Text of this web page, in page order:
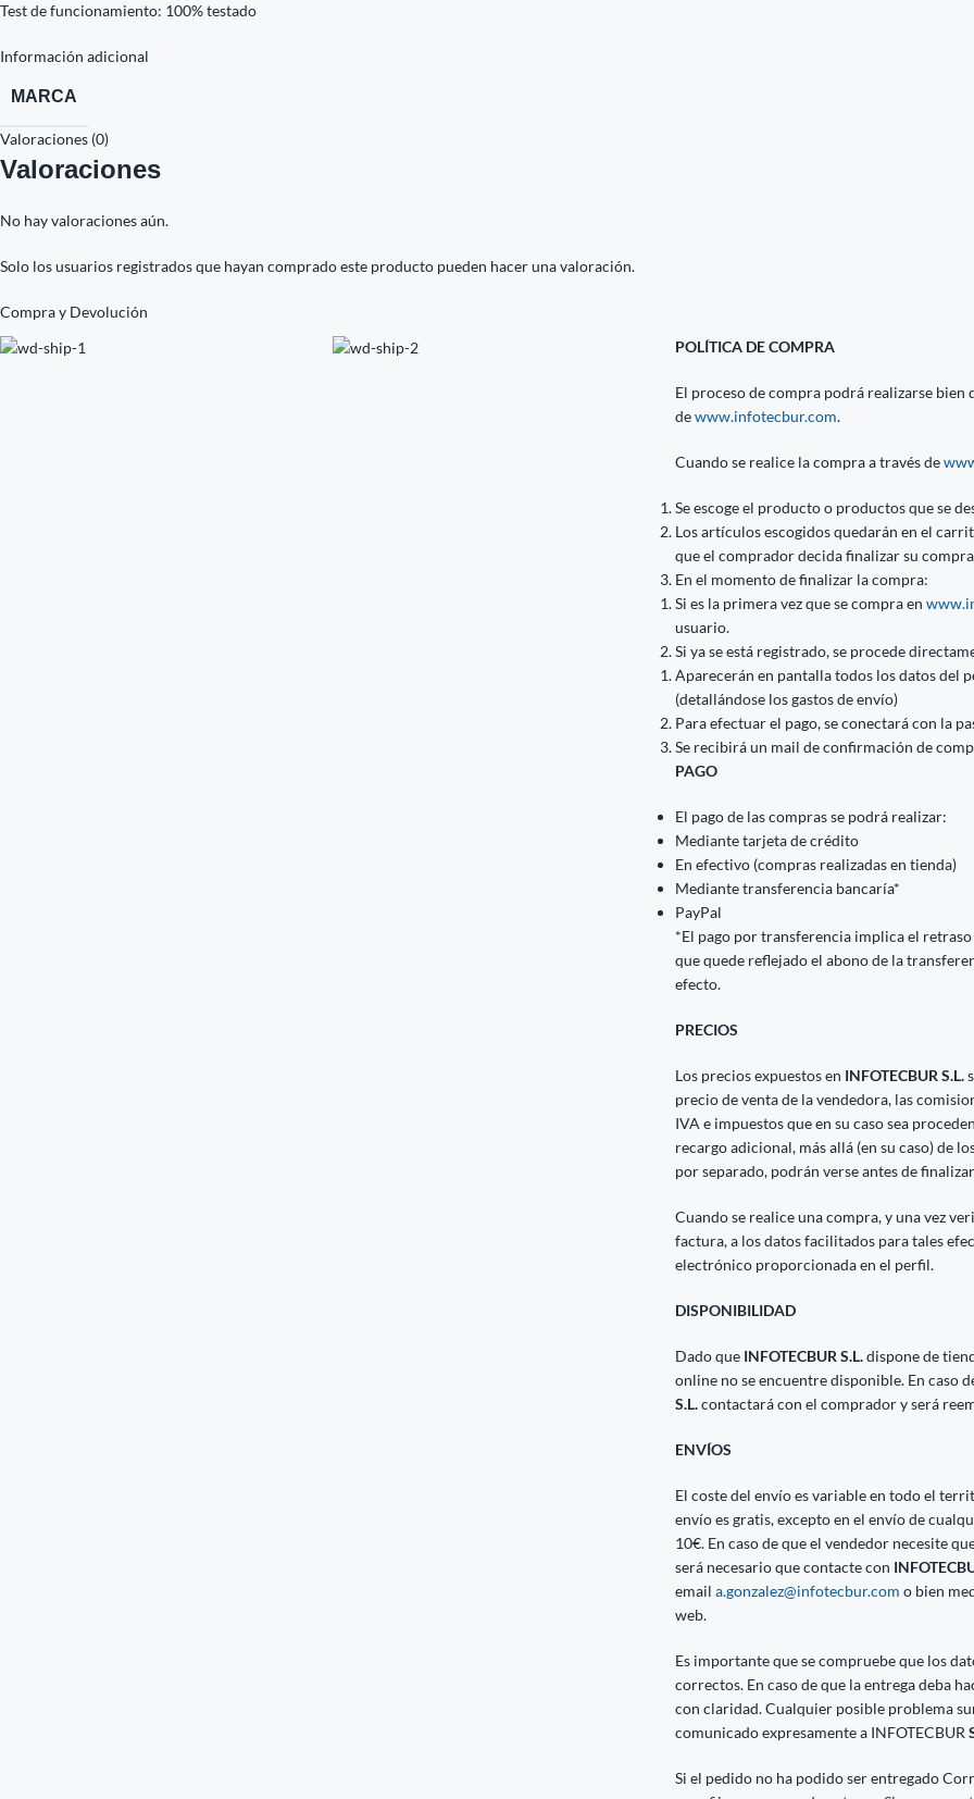
Test de funcionamiento: 100% testado
Información adicional
MARCA
Valoraciones (0)
Valoraciones
No hay valoraciones aún.
Solo los usuarios registrados que hayan comprado este producto pueden hacer una valoración.
Compra y Devolución
POLÍTICA DE COMPRA
El proceso de compra podrá realizarse
dewww.infotecbur.com.
Cuando se realice la compra a través de
Se escoge el producto o productos que se
Los artículos escogidos quedarán en el
que el comprador decida finalizar su
En el momento de finalizar la compra:
Si es la primera vez que se compra en
usuario.
Si ya se está registrado, se procede
Aparecerán en pantalla todos los datos del
(detallándose los gastos de envío)
Para efectuar el pago, se conectará con la
Se recibirá un mail de confirmación de
PAGO
El pago de las compras se podrá realizar:
Mediante tarjeta de crédito
En efectivo (compras realizadas en tienda)
Mediante transferencia bancaría*
PayPal
*El pago por transferencia implica el
que quede reflejado el abono de la
efecto.
PRECIOS
Los precios expuestos en INFOTECBUR S.L.
precio de venta de la vendedora, las
IVA e impuestos que en su caso sea
recargo adicional, más allá (en su caso) de
por separado, podrán verse antes de
Cuando se realice una compra, y una vez
factura, a los datos facilitados para tales
electrónico proporcionada en el perfil.
DISPONIBILIDAD
Dado que INFOTECBUR S.L.dispone de
online no se encuentre disponible. En caso
S.L.contactará con el comprador y será
ENVÍOS
El coste del envío es variable en todo el
envío es gratis, excepto en el envío de
10€. En caso de que el vendedor necesite
será necesario que contacte con
email a.gonzalez@infotecbur.com o bien
web.
Es importante que se compruebe que los
correctos. En caso de que la entrega deba
con claridad. Cualquier posible problema
comunicado expresamente a INFOTECBUR
Si el pedido no ha podido ser entregado